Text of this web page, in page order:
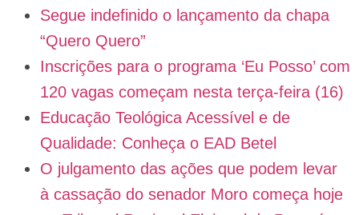
Segue indefinido o lançamento da chapa
“Quero Quero”
Inscrições para o programa ‘Eu Posso’ com
120 vagas começam nesta terça-feira (16)
Educação Teológica Acessível e de
Qualidade: Conheça o EAD Betel
O julgamento das ações que podem levar
à cassação do senador Moro começa hoje